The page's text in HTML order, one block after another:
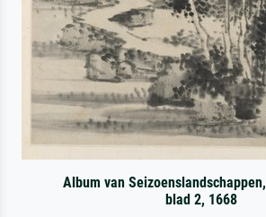
Album van
blad 2, 1668